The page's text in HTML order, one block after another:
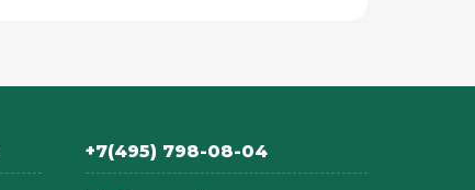
+7(495) 798-08-04